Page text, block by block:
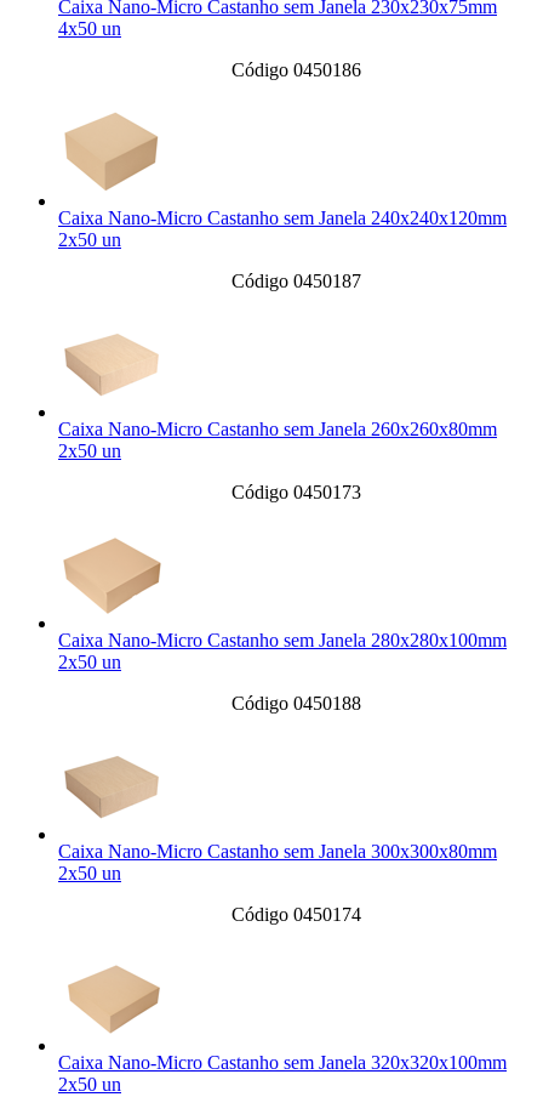
Caixa Nano-Micro Castanho sem Janela 230x230x75mm
4x50 un
Código 0450186
Caixa Nano-Micro Castanho sem Janela 240x240x120mm
2x50 un
Código 0450187
Caixa Nano-Micro Castanho sem Janela 260x260x80mm
2x50 un
Código 0450173
Caixa Nano-Micro Castanho sem Janela 280x280x100mm
2x50 un
Código 0450188
Caixa Nano-Micro Castanho sem Janela 300x300x80mm
2x50 un
Código 0450174
Caixa Nano-Micro Castanho sem Janela 320x320x100mm
2x50 un